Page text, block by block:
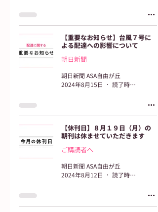
【重要なお知らせ】台風７号に
よる配達への影響について
朝日新聞
朝日新聞 ASA自由が丘
2024年8月15日
読了時間: 1分
【休刊日】８月１９日（月）の
朝刊は休ませていただきます
ご購読者へ
朝日新聞 ASA自由が丘
2024年8月12日
読了時間: 2分